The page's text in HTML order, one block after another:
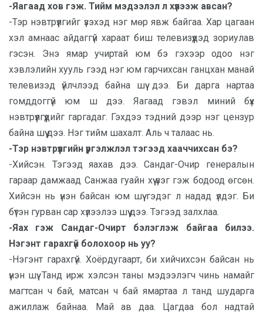
-Яагаад хов гэж. Тийм мэдээлэл л хүлээж авсан?
-Тэр нэвтрүүлгийг үзэхэд нэг мөр явж байгаа. Хар цагаан
хэл амнаас айдаггүй хараат биш телевизүүдэд зориулав
гэсэн. Энэ ямар учиртай юм бэ гэхээр одоо нэг
хэвлэлийн хууль гээд нэг юм гарчихсан ганцхан манай
телевизэд үйлчлээд байна шүү дээ. Би дарга нартаа
гомддоггүй юм ш дээ. Яагаад гэвэл миний бүх
нэвтрүүлгүүдийг гаргадаг. Гэхдээ тэдний дээр нэг цензур
байна шүү дээ. Нэг тийм шахалт. Аль ч талаас нь.
-Тэр нэвтрүүлгийн үргэлжлэл тэгээд хааччихсан бэ?
-Хийсэн. Тэгээд яахав дээ. Сандаг-Очир генералын
гараар дамжаад Санжаа гуайн хүү үзэг гэж бодоод өгсөн.
Хийсэн нь үнэн байсан юм шүү гэдэг л надад үлдэг. Би
бүтэн гурван сар хүлээлээ шүү дээ. Тэгээд залхлаа.
-Яах гэж Сандаг-Очирт бэлэглэж байгаа билээ.
Нэгэнт гарахгүй болохоор нь уу?
-Нэгэнт гарахгүй. Хоёрдугаарт, би хийчихсэн байсан нь
үнэн шүү. Танд ирж хэлсэн таны мэдээлэгч чинь намайг
магтсан ч бай, матсан ч бай ямартаа л танд шударга
ажиллаж байнаа. Май ав даа. Цагдаа бол надтай